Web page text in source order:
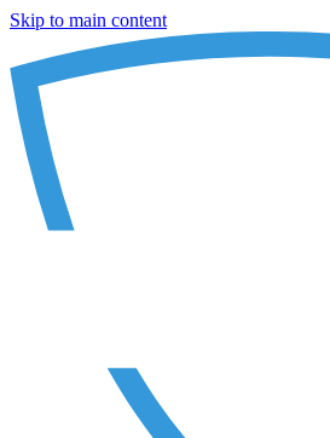
Skip to main content